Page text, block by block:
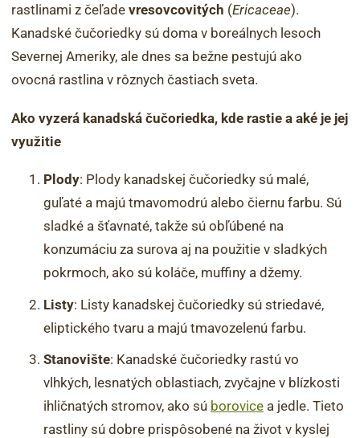
rastlinami z čeľade vresovcovitých (Ericaceae).
Kanadské čučoriedky sú doma v boreálnych lesoch
Severnej Ameriky, ale dnes sa bežne pestujú ako
ovocná rastlina v rôznych častiach sveta.
Ako vyzerá kanadská čučoriedka, kde rastie a aké je jej
využitie
Plody: Plody kanadskej čučoriedky sú malé,
guľaté a majú tmavomodrú alebo čiernu farbu. Sú
sladké a šťavnaté, takže sú obľúbené na
konzumáciu za surova aj na použitie v sladkých
pokrmoch, ako sú koláče, muffiny a džemy.
Listy: Listy kanadskej čučoriedky sú striedavé,
eliptického tvaru a majú tmavozelenú farbu.
Stanovište: Kanadské čučoriedky rastú vo
vlhkých, lesnatých oblastiach, zvyčajne v blízkosti
ihličnatých stromov, ako sú borovice a jedle. Tieto
rastliny sú dobre prispôsobené na život v kyslej